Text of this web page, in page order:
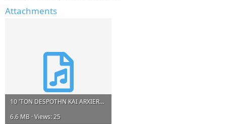
Attachments
10 'TON DESPOTHN KAI ARXIEREA', HX. BARYS.mp3
6.6 MB · Views: 25